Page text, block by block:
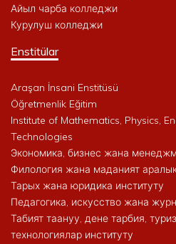
Айыл чарба колледжи
Курулуш колледжи
Enstitülar
Araşan İnsani Enstitüsü
Öğretmenlik Eğitim
Institute of Mathematics, Physics,
Technologies
Экономика, бизнес жана
Филология жана маданият
Тарых жана юридика институту
Педагогика, искусство жана
Табият таануу, дене тарбия,
технологиялар институту